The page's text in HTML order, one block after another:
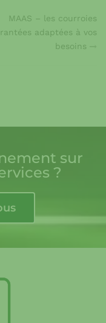
MAAS – les courroies
adaptées à vos
besoins
sur
?